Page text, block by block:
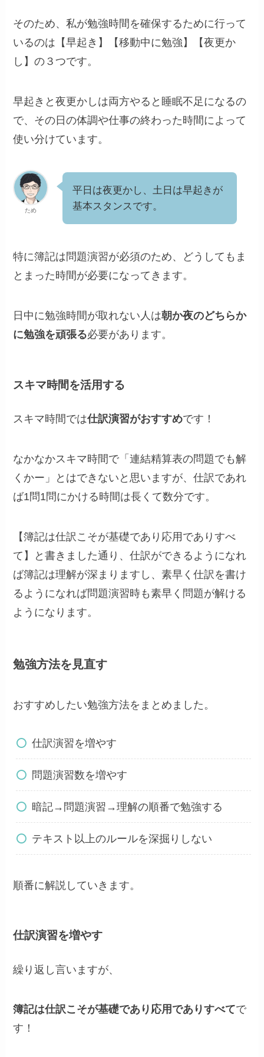
そのため、私が勉強時間を確保するために行って
いるのは【早起き】【移動中に勉強】【夜更か
し】の３つです。
早起きと夜更かしは両方やると睡眠不足になるの
で、その日の体調や仕事の終わった時間によって
使い分けています。
ため
平日は夜更かし、土日は早起きが
基本スタンスです。
特に簿記は問題演習が必須のため、どうしてもま
とまった時間が必要になってきます。
日中に勉強時間が取れない人は朝か夜のどちらか
に勉強を頑張る必要があります。
スキマ時間を活用する
スキマ時間では仕訳演習がおすすめです！
なかなかスキマ時間で「連結精算表の問題でも解
くかー」とはできないと思いますが、仕訳であれ
ば1問1問にかける時間は長くて数分です。
【簿記は仕訳こそが基礎であり応用でありすべ
て】と書きました通り、仕訳ができるようになれ
ば簿記は理解が深まりますし、素早く仕訳を書け
るようになれば問題演習時も素早く問題が解ける
ようになります。
勉強方法を見直す
おすすめしたい勉強方法をまとめました。
仕訳演習を増やす
問題演習数を増やす
暗記→問題演習→理解の順番で勉強する
テキスト以上のルールを深掘りしない
順番に解説していきます。
仕訳演習を増やす
繰り返し言いますが、
簿記は仕訳こそが基礎であり応用でありすべてで
す！